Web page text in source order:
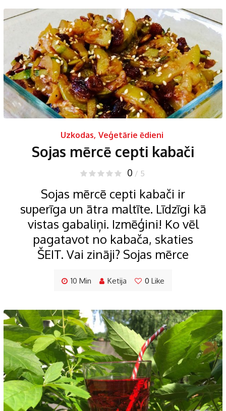
Uzkodas, Veģetārie ēdieni
Sojas mērcē cepti kabači
0 / 5
Sojas mērcē cepti kabači ir
superīga un ātra maltīte. Līdzīgi kā
vistas gabaliņi. Izmēģini! Ko vēl
pagatavot no kabača, skaties
ŠEIT. Vai zināji? Sojas mērce
10 Min Ketija 0 Like